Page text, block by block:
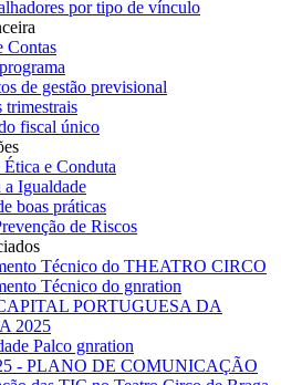
por tipo de vínculo
Contas
de gestão previsional
trimestrais
fiscal único
e Conduta
a Igualdade
boas práticas
de Riscos
Técnico do THEATRO CIRCO
Técnico do gnration
PORTUGUESA DA
2025
Palco gnration
- PLANO DE COMUNICAÇÃO